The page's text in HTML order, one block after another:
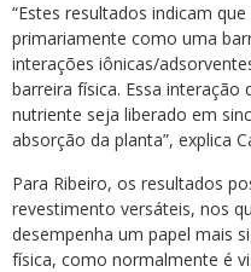
“Estes resultados indicam
primariamente como uma
interações iônicas/
barreira física. Essa interação
nutriente seja liberado em
absorção da planta”, explica
Para Ribeiro, os resultados
revestimento versáteis, nos
desempenha um papel mais
física, como normalmente é